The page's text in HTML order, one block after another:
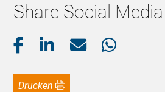
Share Social Media
Drucken